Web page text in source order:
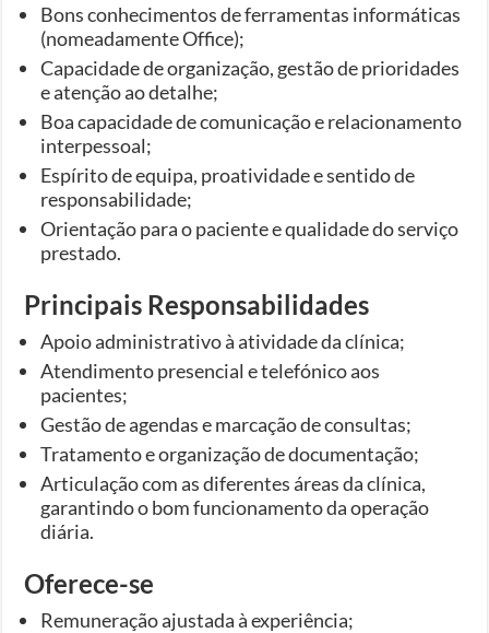
Bons conhecimentos de ferramentas informáticas
(nomeadamente Office);
Capacidade de organização, gestão de prioridades
e atenção ao detalhe;
Boa capacidade de comunicação e relacionamento
interpessoal;
Espírito de equipa, proatividade e sentido de
responsabilidade;
Orientação para o paciente e qualidade do serviço
prestado.
Principais Responsabilidades
Apoio administrativo à atividade da clínica;
Atendimento presencial e telefónico aos
pacientes;
Gestão de agendas e marcação de consultas;
Tratamento e organização de documentação;
Articulação com as diferentes áreas da clínica,
garantindo o bom funcionamento da operação
diária.
Oferece-se
Remuneração ajustada à experiência;